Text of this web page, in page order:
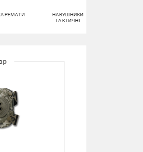
НАВУШНИКИ
ТАКТИЧНІ